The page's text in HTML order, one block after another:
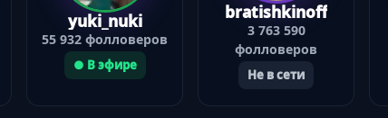
yuki_nuki
55 932 фолловеров
● В эфире
bratishkinoff
3 763 590
фолловеров
Не в сети